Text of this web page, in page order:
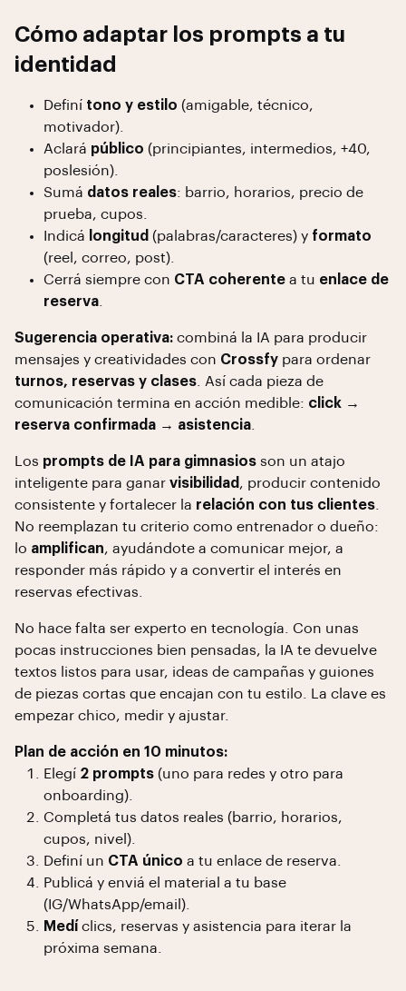
Cómo adaptar los prompts a tu
identidad
Definí tono y estilo (amigable, técnico,
motivador).
Aclará público (principiantes, intermedios, +40,
poslesión).
Sumá datos reales: barrio, horarios, precio de
prueba, cupos.
Indicá
longitud (palabras/caracteres) y formato
(reel, correo, post).
Cerrá siempre con CTA coherente a tu enlace de
reserva
Sugerencia operativa: combiná la IA para producir
mensajes y creatividades con Crossfy para ordenar
turnos, reservas y clases . Así cada pieza de
comunicación termina en acción medible: click →
reserva confirmada → asistencia
Los prompts de IA para gimnasios son un atajo
inteligente para ganar visibilidad , producir contenido
consistente y fortalecer la relación con tus clientes
No reemplazan tu criterio como entrenador o dueño:
lo amplifican, ayudándote a comunicar mejor, a
responder más rápido y a convertir el interés en
reservas efectivas.
No hace falta ser experto en tecnología. Con unas
pocas instrucciones bien pensadas, la IA te devuelve
textos listos para usar, ideas de campañas y guiones
de piezas cortas que encajan con tu estilo. La clave es
empezar chico, medir y ajustar.
Plan de acción en 10 minutos:
Elegí 2 prompts (uno para redes y otro para
onboarding).
Completá tus datos reales (barrio, horarios,
cupos, nivel).
Definí un CTA único a tu enlace de reserva.
Publicá y enviá el material a tu base
(IG/WhatsApp/email).
Medí clics, reservas y asistencia para iterar la
próxima semana.